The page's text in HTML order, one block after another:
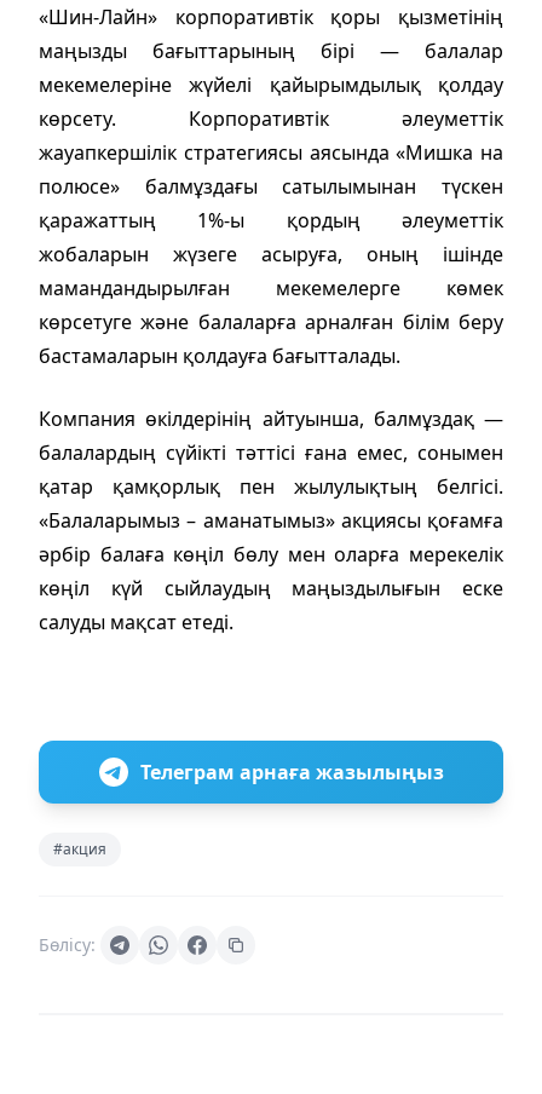
«Шин-Лайн» корпоративтік қоры қызметінің
маңызды бағыттарының бірі — балалар
мекемелеріне жүйелі қайырымдылық қолдау
көрсету. Корпоративтік әлеуметтік
жауапкершілік стратегиясы аясында «Мишка на
полюсе» балмұздағы сатылымынан түскен
қаражаттың 1%-ы қордың әлеуметтік
жобаларын жүзеге асыруға, оның ішінде
мамандандырылған мекемелерге көмек
көрсетуге және балаларға арналған білім беру
бастамаларын қолдауға бағытталады.
Компания өкілдерінің айтуынша, балмұздақ —
балалардың сүйікті тәттісі ғана емес, сонымен
қатар қамқорлық пен жылулықтың белгісі.
«Балаларымыз – аманатымыз» акциясы қоғамға
әрбір балаға көңіл бөлу мен оларға мерекелік
көңіл күй сыйлаудың маңыздылығын еске
салуды мақсат етеді.
Телеграм арнаға жазылыңыз
#акция
Бөлісу: